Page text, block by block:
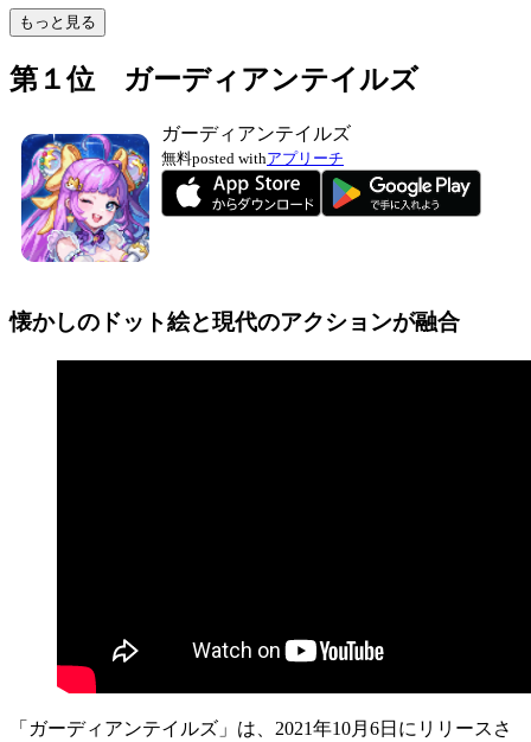
もっと見る
第１位 ガーディアンテイルズ
ガーディアンテイルズ
無料posted withアプリーチ
懐かしのドット絵と現代のアクションが融合
「ガーディアンテイルズ」は、2021年10月6日にリリースさ